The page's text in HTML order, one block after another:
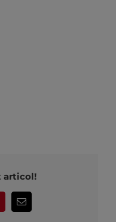
articol!
E-
mail: